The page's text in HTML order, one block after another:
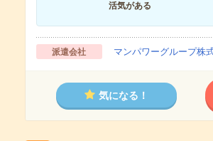
活気がある
派遣会社 マンパワーグループ株
気になる！